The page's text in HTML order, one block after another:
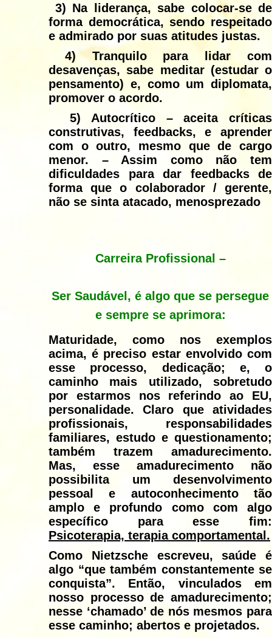
3) Na liderança, sabe colocar-se de
forma democrática, sendo respeitado
e admirado por suas atitudes justas.
4) Tranquilo para lidar com
desavenças, sabe meditar (estudar o
pensamento) e, como um diplomata,
promover o acordo.
5) Autocrítico
– aceita críticas
construtivas, feedbacks, e aprender
com o outro, mesmo que de cargo
menor. – Assim como não tem
dificuldades para dar feedbacks de
forma que o colaborador / gerente,
não se sinta atacado, menosprezado
Carreira Profissional –
Ser Saudável, é algo que se persegue
e sempre se aprimora:
Maturidade, como nos exemplos
acima, é preciso estar envolvido com
esse processo, dedicação; e, o
caminho mais utilizado, sobretudo
por estarmos nos referindo ao EU,
personalidade. Claro que atividades
profissionais, responsabilidades
familiares, estudo e questionamento;
também trazem amadurecimento.
Mas, esse amadurecimento não
possibilita um desenvolvimento
pessoal e autoconhecimento tão
amplo e profundo como com algo
específico para esse fim:
Psicoterapia, terapia comportamental.
Como Nietzsche escreveu, saúde é
algo “que também constantemente se
conquista”. Então, vinculados em
nosso processo de amadurecimento;
nesse ‘chamado’ de nós mesmos para
esse caminho; abertos e projetados.